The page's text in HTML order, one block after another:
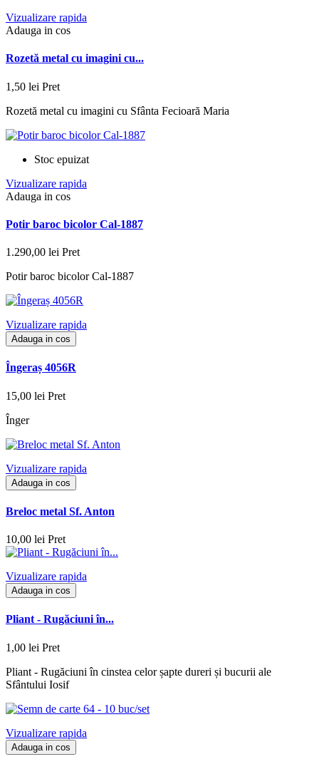
Vizualizare rapida
Adauga in cos
Rozetă metal cu imagini cu...
1,50 lei Pret
Rozetă metal cu imagini cu Sfânta Fecioară Maria
Stoc epuizat
Vizualizare rapida
Adauga in cos
Potir baroc bicolor Cal-1887
1.290,00 lei Pret
Potir baroc bicolor Cal-1887
Vizualizare rapida
Adauga in cos
Îngeraș 4056R
15,00 lei Pret
Înger
Vizualizare rapida
Adauga in cos
Breloc metal Sf. Anton
10,00 lei Pret
Vizualizare rapida
Adauga in cos
Pliant - Rugăciuni în...
1,00 lei Pret
Pliant - Rugăciuni în cinstea celor șapte dureri și bucurii ale
Sfântului Iosif
Vizualizare rapida
Adauga in cos